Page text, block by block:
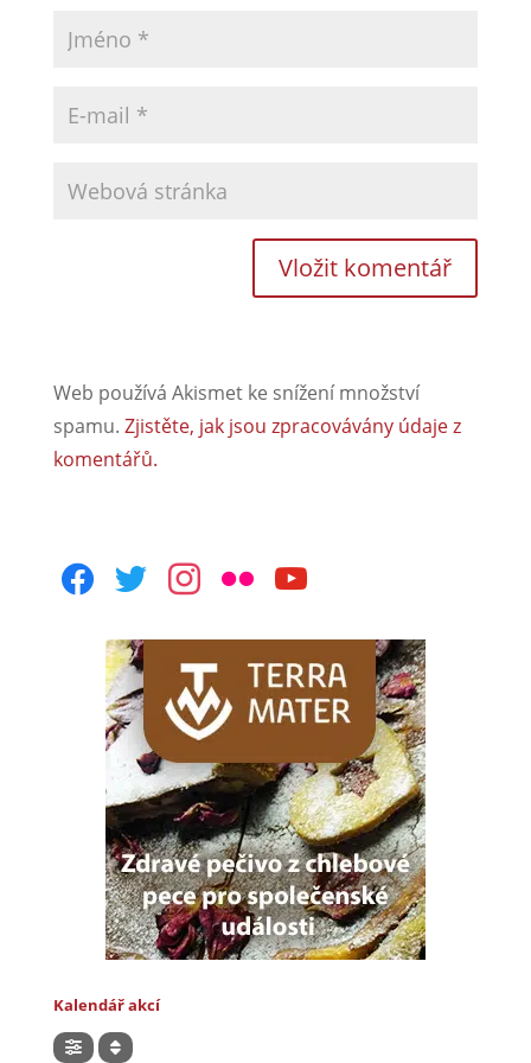
Web používá Akismet ke snížení množství
spamu. Zjistěte, jak jsou zpracovávány údaje z
komentářů.
facebooktwitterinstagram
flickr youtube
Kalendář akcí